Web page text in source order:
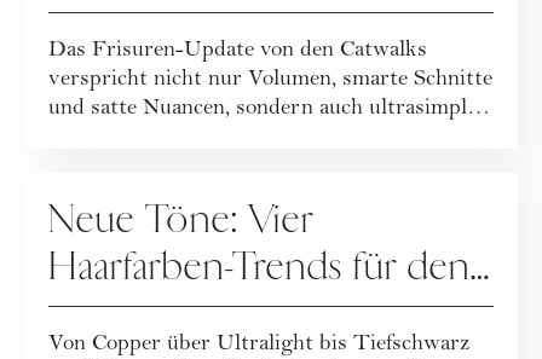
Das Frisuren-Update von den Catwalks
verspricht nicht nur Volumen, smarte Schnitte
und satte Nuancen, sondern auch ultrasimple
Neue Töne: Vier
Haarfarben-Trends für den
Winter
Von Copper über Ultralight bis Tiefschwarz